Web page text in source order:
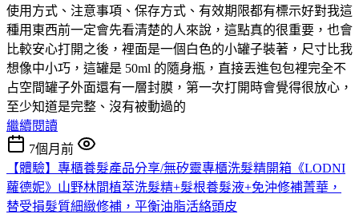
使用方式、注意事項、保存方式、有效期限都有標示好對我這
種用東西前一定會先看清楚的人來說，這點真的很重要，也會
比較安心打開之後，裡面是一個白色的小罐子裝著，尺寸比我
想像中小巧，這罐是 50ml 的隨身瓶，直接丟進包包裡完全不
占空間罐子外面還有一層封膜，第一次打開時會覺得很放心，
至少知道是完整、沒有被動過的
繼續閱讀
7個月前
【體驗】專櫃養髮產品分享/無矽靈專櫃洗髮精開箱《LODNI
蘿德妮》山野林間植萃洗髮精+髮根養髮液+免沖修補菁華，
替受損髮質細緻修補，平衡油脂活絡頭皮